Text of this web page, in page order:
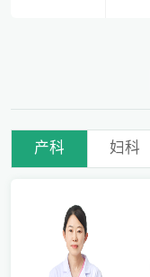
产科 妇科